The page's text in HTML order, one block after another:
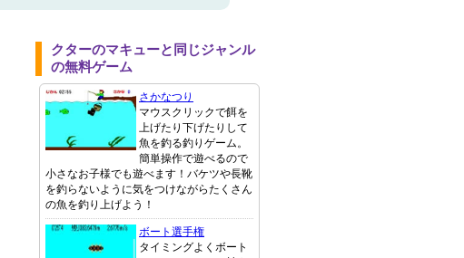
クターのマキューと同じジャンル
の無料ゲーム
さかなつり
マウスクリックで餌を
上げたり下げたりして
魚を釣る釣りゲーム。
簡単操作で遊べるので
小さなお子様でも遊べます！バケツや長靴
を釣らないように気をつけながらたくさん
の魚を釣り上げよう！
ボート選手権
タイミングよくボート